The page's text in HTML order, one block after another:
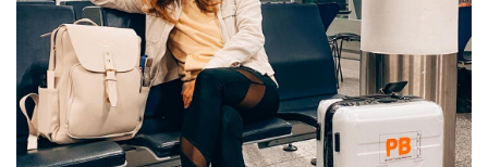
TRAVEL
26. JANUAR 2023
SAFARI-EXPERIENCE IM TIMBAVATI
WILDRESERVAT | SÜDAFRIKA